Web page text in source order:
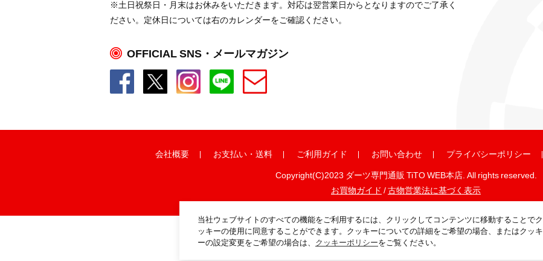
当社ウェブサイトのすべての機能をご利用するには、クリックしてコンテンツに移動することでク
ッキーの使用に同意することができます。クッキーについての詳細をご希望の場合、またはクッキ
ーの設定変更をご希望の場合は、 クッキーポリシーをご覧ください。
※土日祝祭日・月末はお休みをいただきます。対応は翌営業日からとなりますのでご了承く
ださい。定休日については右のカレンダーをご確認ください。
OFFICIAL SNS・メールマガジン
会社概要 お支払い ・ 送料 ご利用ガイド お問い合わせ プライバシーポリシー
Copyright(C)2023 ダーツ専門通販 TiTO WEB本店. All rights reserved.
お買物ガイド /古物営業法に基づく表示